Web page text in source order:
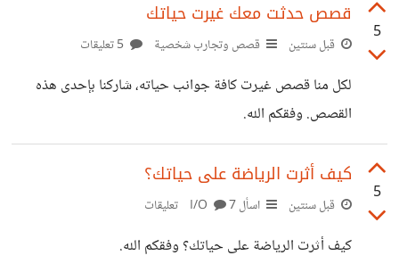
5
قصص حدثت معك غيرت حياتك
قبل سنتين قصص وتجارب شخصية
لكل منا قصص غيرت كافة جوانب حياته، شاركنا بإحدى هذه
القصص. وفقكم الله.
5
كيف أثرت الرياضة على حياتك؟
قبل سنتين اسأل I/O7 تعليقات
كيف أثرت الرياضة على حياتك؟ وفقكم الله.